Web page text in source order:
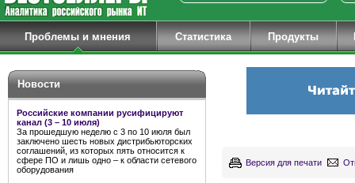
Проблемы и мнения Статистика Продукты
Новости
Российские компании русифицируют
канал (3 – 10 июля)
За прошедшую неделю с 3 по 10 июля был
заключено шесть новых дистрибьюторских
соглашений, из которых пять относится к
сфере ПО и лишь одно – к области сетевого
оборудования
Версия для печати